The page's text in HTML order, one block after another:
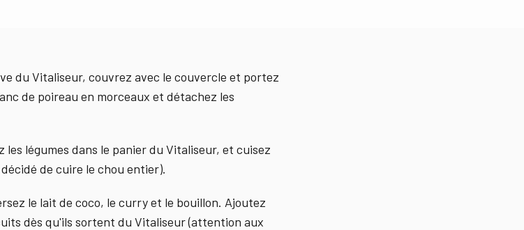
du Vitaliseur, couvrez avec le couvercle et portez
de poireau en morceaux et détachez les
les légumes dans le panier du Vitaliseur, et cuisez
de cuire le chou entier).
le lait de coco, le curry et le bouillon. Ajoutez
dès qu'ils sortent du Vitaliseur (attention aux